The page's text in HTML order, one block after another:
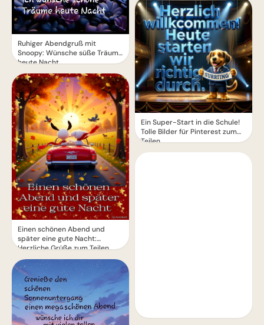
Ruhiger Abendgruß mit
Snoopy: Wünsche süße Träume
heute Nacht
Einen schönen Abend und
später eine gute Nacht:
Herzliche Grüße zum Teilen
Ein Super-Start in die Schule!
Tolle Bilder für Pinterest zum
Teilen.